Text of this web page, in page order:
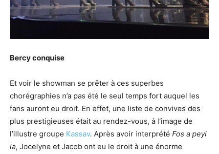
Bercy conquise
Et voir le showman se prêter à ces superbes
chorégraphies n’a pas été le seul temps fort auquel les
fans auront eu droit. En effet, une liste de convives des
plus prestigieuses était au rendez-vous, à l’image de
l’illustre groupe Kassav. Après avoir interprété Fos a peyi
la, Jocelyne et Jacob ont eu le droit à une énorme